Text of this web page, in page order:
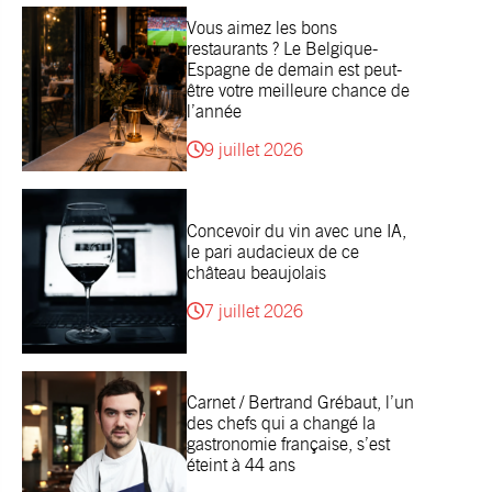
Vous aimez les bons
restaurants ? Le Belgique-
Espagne de demain est peut-
être votre meilleure chance de
l’année
9 juillet 2026
Concevoir du vin avec une IA,
le pari audacieux de ce
château beaujolais
7 juillet 2026
Carnet / Bertrand Grébaut, l’un
des chefs qui a changé la
gastronomie française, s’est
éteint à 44 ans